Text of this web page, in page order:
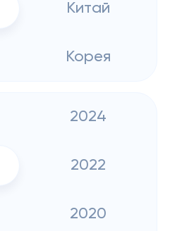
Китай
Корея
2024
2022
2020